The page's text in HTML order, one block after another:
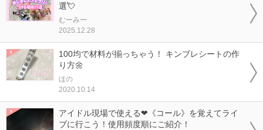
選💘
むーみー
2025.12.28
100均で材料が揃っちゃう！ キンブレシートの作
り方🌼
ほの
2020.10.14
アイドル現場で使える❤《コール》を覚えてライ
ブに行こう！使用頻度順にご紹介！